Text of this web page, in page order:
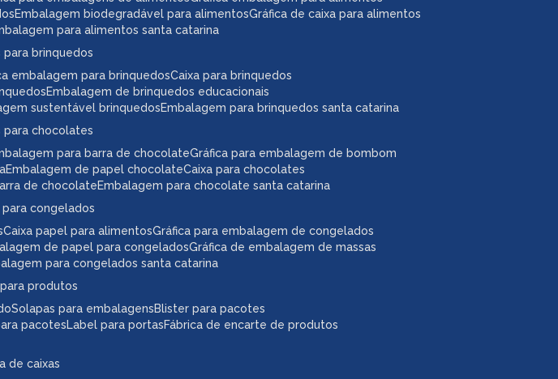
embalagem biodegradável para alimentos
gráfica de caixa para alimentos
para alimentos santa catarina
para brinquedos
embalagem para brinquedos
caixa para brinquedos
embalagem de brinquedos educacionais
sustentável brinquedos embalagem para brinquedos santa catarina
para chocolates
para barra de chocolate
gráfica para embalagem de bombom
embalagem de papel chocolate
caixa para chocolates
de chocolate embalagem para chocolate santa catarina
para congelados
caixa papel para alimentos
gráfica para embalagem de congelados
de papel para congelados
gráfica de embalagem de massas
para congelados santa catarina
para produtos
solapas para embalagens
label para portas
pacotes
blister para pacotes
fábrica de encarte de produtos
de caixas